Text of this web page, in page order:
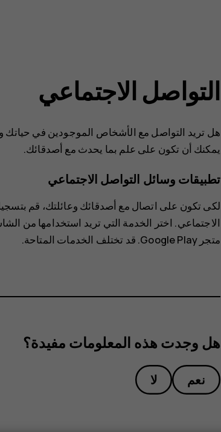
التواصل الاجتماعي
هل تريد التواصل مع الأشخاص الموجودين في حياتك
يمكنك أن تكون على علم بما يحدث مع أصدقائك.
تطبيقات وسائل التواصل الاجتماعي
لكى تكون على اتصال مع أصدقائك وعائلتك، قم
الاجتماعي. اختر الخدمة التي تريد استخدامها من
متجر Google Play
. قد تختلف الخدمات المتاحة.
هل وجدت هذه المعلومات مفيدة؟
نعم لا